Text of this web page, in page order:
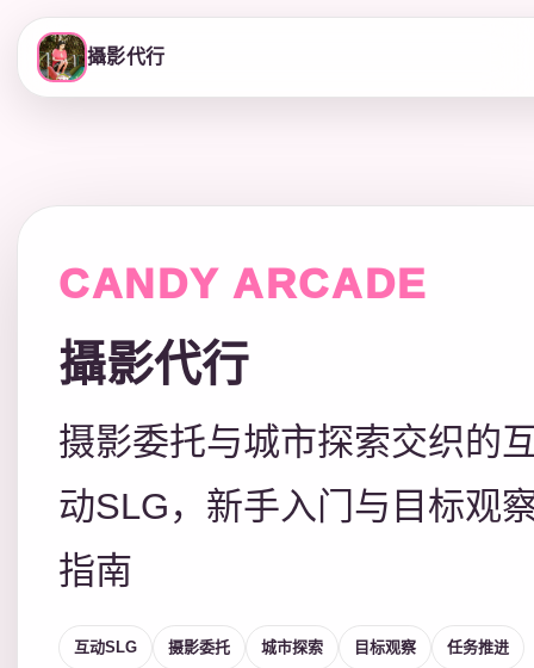
攝影代行
CANDY ARCADE
攝影代行
摄影委托与城市探索交织的
动SLG，新手入门与目标观
指南
互动SLG 摄影委托 城市探索 目标观察 任务推进